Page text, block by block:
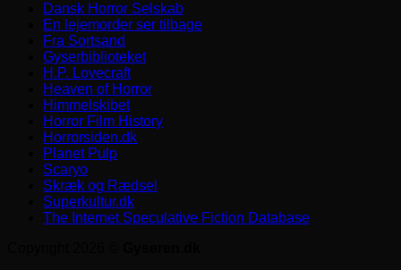
Dansk Horror Selskab
En lejemorder ser tilbage
Fra Sortsand
Gyserbiblioteket
H.P. Lovecraft
Heaven of Horror
Himmelskibet
Horror Film History
Horrorsiden.dk
Planet Pulp
Scaryo
Skræk og Rædsel
Superkultur.dk
The Internet Speculative Fiction Database